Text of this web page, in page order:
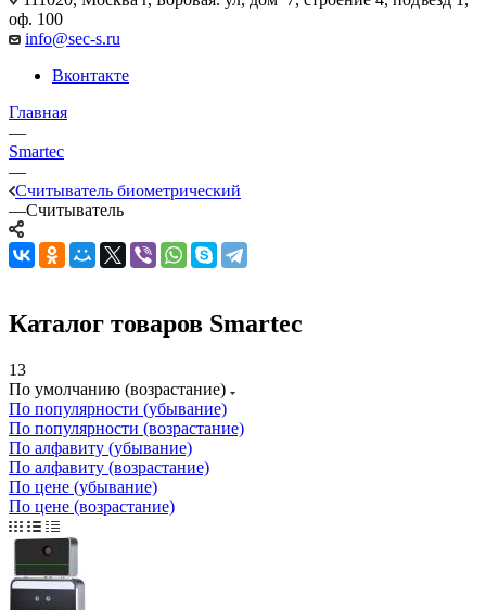
оф. 100
info@sec-s.ru
Вконтакте
Главная
—
Smartec
—
Считыватель биометрический
—Считыватель
Каталог товаров Smartec
13
По умолчанию (возрастание)
По популярности (убывание)
По популярности (возрастание)
По алфавиту (убывание)
По алфавиту (возрастание)
По цене (убывание)
По цене (возрастание)